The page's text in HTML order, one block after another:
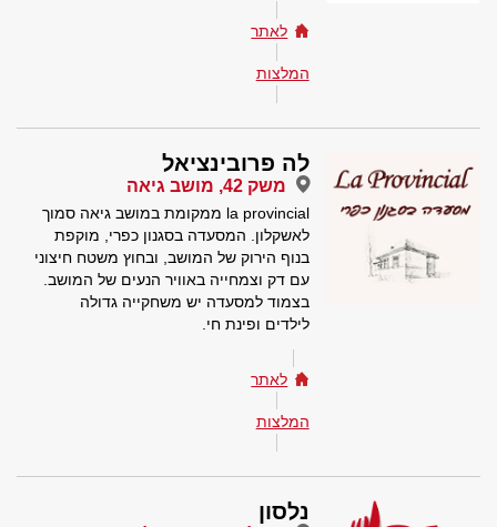
לאתר
המלצות
לה פרובינציאל
משק 42, מושב גיאה
la provincial ממקומת במושב גיאה סמוך
לאשקלון. המסעדה בסגנון כפרי, מוקפת
בנוף הירוק של המושב, ובחוץ משטח חיצוני
עם דק וצמחייה באוויר הנעים של המושב.
בצמוד למסעדה יש משחקייה גדולה
לילדים ופינת חי.
לאתר
המלצות
נלסון